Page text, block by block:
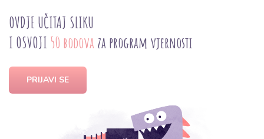
OVDJE UČITAJ SLIKU
I OSVOJI 50 bodova za program vjernosti
PRIJAVI SE